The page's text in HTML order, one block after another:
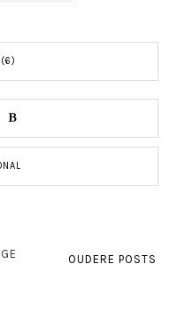
(6)
OUDERE POSTS